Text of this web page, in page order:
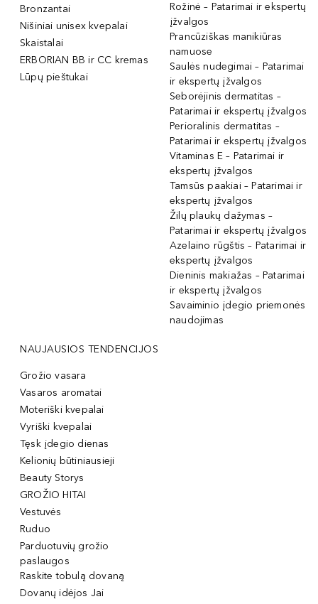
Bronzantai
Nišiniai unisex kvepalai
Skaistalai
ERBORIAN BB ir CC kremas
Lūpų pieštukai
Rožinė – Patarimai ir ekspertų
įžvalgos
Prancūziškas manikiūras
namuose
Saulės nudegimai – Patarimai
ir ekspertų įžvalgos
Seborėjinis dermatitas –
Patarimai ir ekspertų įžvalgos
Perioralinis dermatitas –
Patarimai ir ekspertų įžvalgos
Vitaminas E – Patarimai ir
ekspertų įžvalgos
Tamsūs paakiai – Patarimai ir
ekspertų įžvalgos
Žilų plaukų dažymas –
Patarimai ir ekspertų įžvalgos
Azelaino rūgštis – Patarimai ir
ekspertų įžvalgos
Dieninis makiažas – Patarimai
ir ekspertų įžvalgos
Savaiminio įdegio priemonės
naudojimas
NAUJAUSIOS TENDENCIJOS
Grožio vasara
Vasaros aromatai
Moteriški kvepalai
Vyriški kvepalai
Tęsk įdegio dienas
Kelionių būtiniausieji
Beauty Storys
GROŽIO HITAI
Vestuvės
Ruduo
Parduotuvių grožio
paslaugos
Raskite tobulą dovaną
Dovanų idėjos Jai